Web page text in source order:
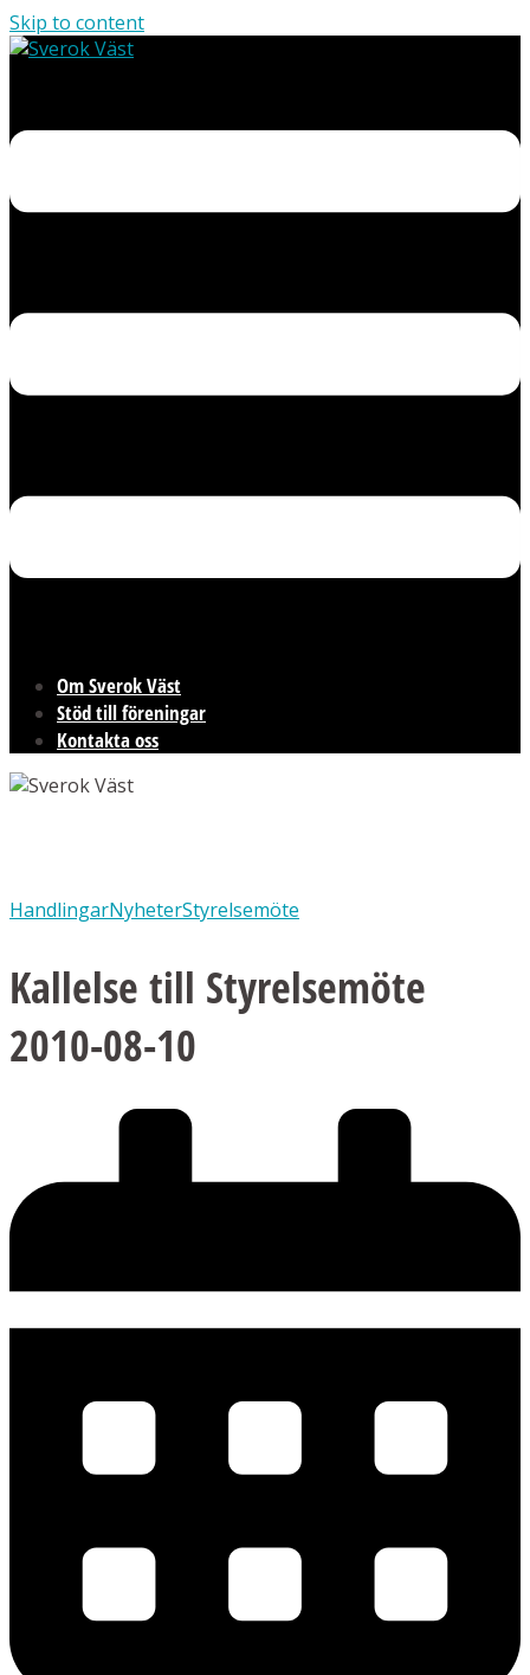
Skip to content
Om Sverok Väst
Stöd till föreningar
Kontakta oss
HandlingarNyheterStyrelsemöte
Kallelse till Styrelsemöte
2010-08-10